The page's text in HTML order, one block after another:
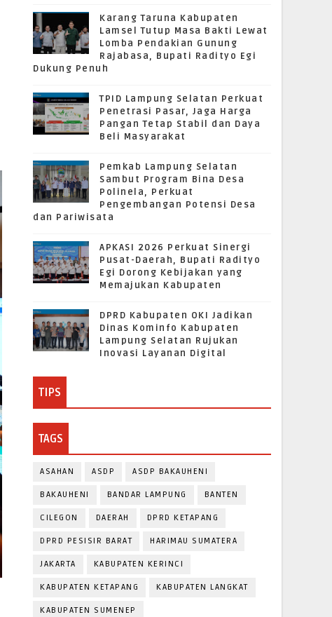
Karang Taruna Kabupaten
Lamsel Tutup Masa Bakti Lewat
Lomba Pendakian Gunung
Rajabasa, Bupati Radityo Egi
Dukung Penuh
TPID Lampung Selatan Perkuat
Penetrasi Pasar, Jaga Harga
Pangan Tetap Stabil dan Daya
Beli Masyarakat
Pemkab Lampung Selatan
Sambut Program Bina Desa
Polinela, Perkuat
Pengembangan Potensi Desa
dan Pariwisata
APKASI 2026 Perkuat Sinergi
Pusat-Daerah, Bupati Radityo
Egi Dorong Kebijakan yang
Memajukan Kabupaten
DPRD Kabupaten OKI Jadikan
Dinas Kominfo Kabupaten
Lampung Selatan Rujukan
Inovasi Layanan Digital
TIPS
TAGS
ASAHAN ASDP ASDP BAKAUHENI
BAKAUHENI BANDAR LAMPUNG BANTEN
CILEGON DAERAH DPRD KETAPANG
DPRD PESISIR BARAT HARIMAU SUMATERA
JAKARTA KABUPATEN KERINCI
KABUPATEN KETAPANG KABUPATEN LANGKAT
KABUPATEN SUMENEP